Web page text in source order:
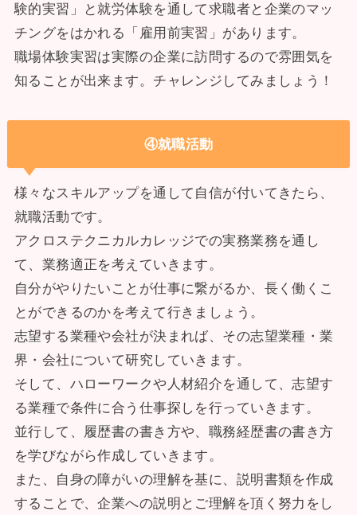
験的実習」と就労体験を通して求職者と企業のマッ
チングをはかれる「雇用前実習」があります。
職場体験実習は実際の企業に訪問するので雰囲気を
知ることが出来ます。チャレンジしてみましょう！
④就職活動
様々なスキルアップを通して自信が付いてきたら、
就職活動です。
アクロステクニカルカレッジでの実務業務を通し
て、業務適正を考えていきます。
自分がやりたいことが仕事に繋がるか、長く働くこ
とができるのかを考えて行きましょう。
志望する業種や会社が決まれば、その志望業種・業
界・会社について研究していきます。
そして、ハローワークや人材紹介を通して、志望す
る業種で条件に合う仕事探しを行っていきます。
並行して、履歴書の書き方や、職務経歴書の書き方
を学びながら作成していきます。
また、自身の障がいの理解を基に、説明書類を作成
することで、企業への説明とご理解を頂く努力をし